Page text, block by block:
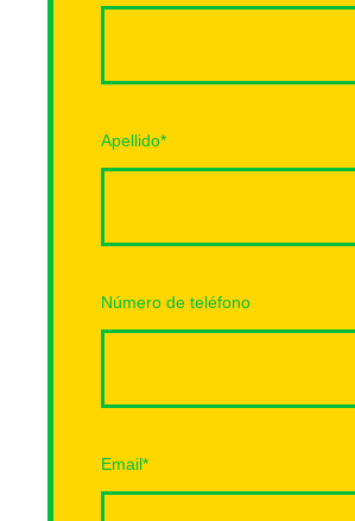
Apellido*
Número de teléfono
Email*